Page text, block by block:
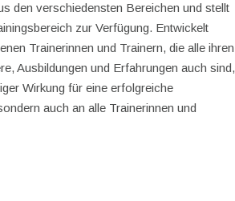
den verschiedensten Bereichen und stellt
zur Verfügung. Entwickelt
Trainerinnen und Trainern, die alle ihren
Ausbildungen und Erfahrungen auch sind,
Wirkung für eine erfolgreiche
auch an alle Trainerinnen und